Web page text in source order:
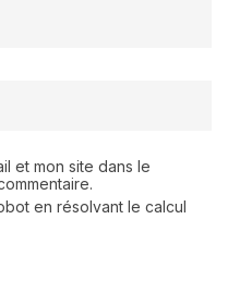
et mon site dans le
en résolvant le calcul